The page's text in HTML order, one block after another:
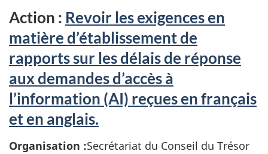
Action : Revoir les exigences en
matière d’établissement de
rapports sur les délais de réponse
aux demandes d’accès à
l’information (AI) reçues en français
et en anglais.
Organisation :Secrétariat du Conseil du Trésor